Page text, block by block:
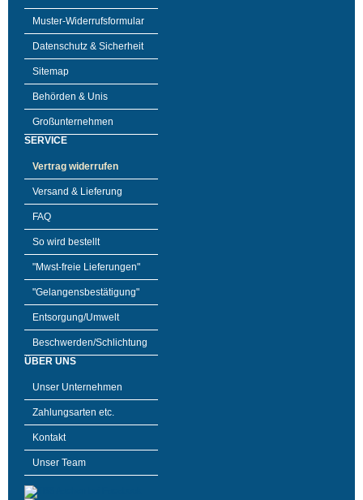
Muster-Widerrufsformular
Datenschutz & Sicherheit
Sitemap
Behörden & Unis
Großunternehmen
SERVICE
Vertrag widerrufen
Versand & Lieferung
FAQ
So wird bestellt
"Mwst-freie Lieferungen"
"Gelangensbestätigung"
Entsorgung/Umwelt
Beschwerden/Schlichtung
ÜBER UNS
Unser Unternehmen
Zahlungsarten etc.
Kontakt
Unser Team